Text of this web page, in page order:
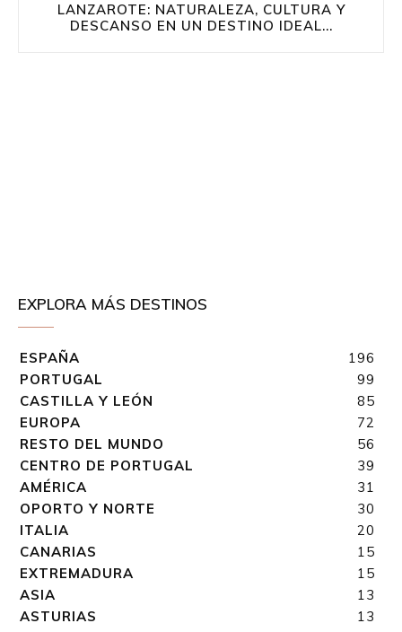
LANZAROTE: NATURALEZA, CULTURA Y
DESCANSO EN UN DESTINO IDEAL...
EXPLORA MÁS DESTINOS
ESPAÑA
196
PORTUGAL
99
CASTILLA Y LEÓN
85
EUROPA
72
RESTO DEL MUNDO
56
CENTRO DE PORTUGAL
39
AMÉRICA
31
OPORTO Y NORTE
30
ITALIA
20
CANARIAS
15
EXTREMADURA
15
ASIA
13
ASTURIAS
13